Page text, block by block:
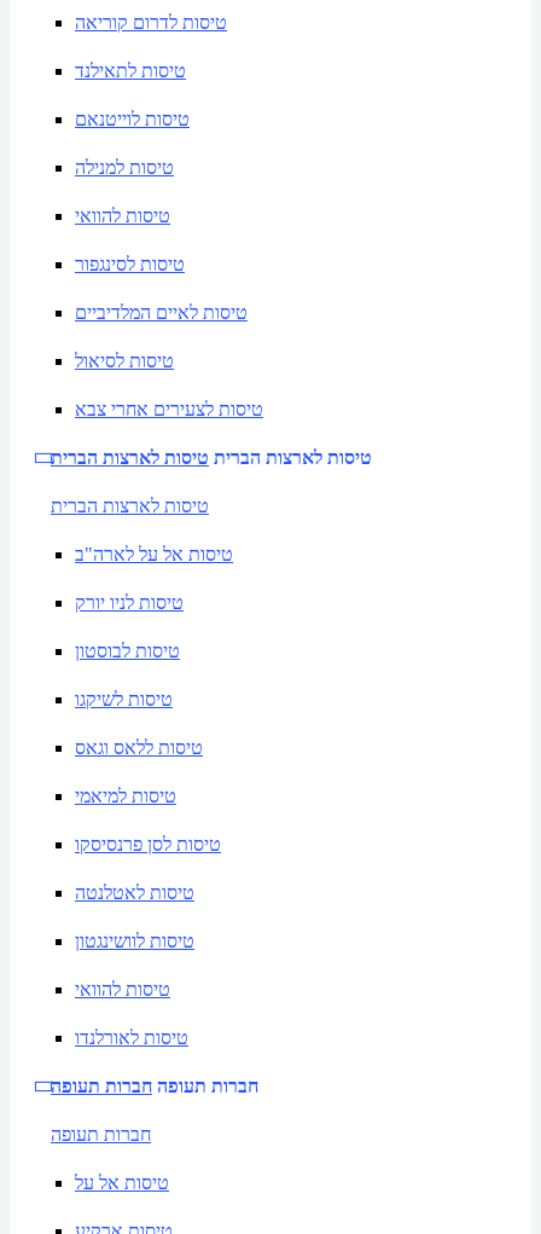
טיסות לדרום קוריאה
טיסות לתאילנד
טיסות לוייטנאם
טיסות למנילה
טיסות להוואי
טיסות לסינגפור
טיסות לאיים המלדיביים
טיסות לסיאול
טיסות לצעירים אחרי צבא
טיסות לארצות הברית טיסות לארצות הברית
טיסות לארצות הברית
טיסות אל על לארה"ב
טיסות לניו יורק
טיסות לבוסטון
טיסות לשיקגו
טיסות ללאס וגאס
טיסות למיאמי
טיסות לסן פרנסיסקו
טיסות לאטלנטה
טיסות לוושינגטון
טיסות להוואי
טיסות לאורלנדו
חברות תעופה חברות תעופה
חברות תעופה
טיסות אל על